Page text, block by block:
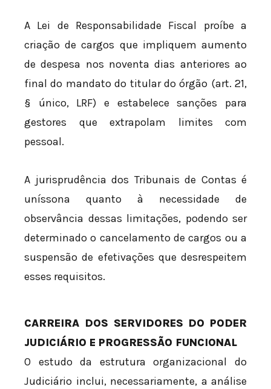
A Lei de Responsabilidade Fiscal proíbe a
criação de cargos que impliquem aumento
de despesa nos noventa dias anteriores ao
final do mandato do titular do órgão (art. 21,
§ único, LRF) e estabelece sanções para
gestores que extrapolam limites com
pessoal.
A jurisprudência dos Tribunais de Contas é
uníssona quanto à necessidade de
observância dessas limitações, podendo ser
determinado o cancelamento de cargos ou a
suspensão de efetivações que desrespeitem
esses requisitos.
CARREIRA DOS SERVIDORES DO PODER
JUDICIÁRIO E PROGRESSÃO FUNCIONAL
O estudo da estrutura organizacional do
Judiciário inclui, necessariamente, a análise